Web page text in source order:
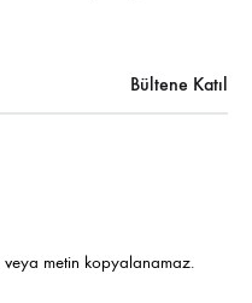
veya metin kopyalanamaz.